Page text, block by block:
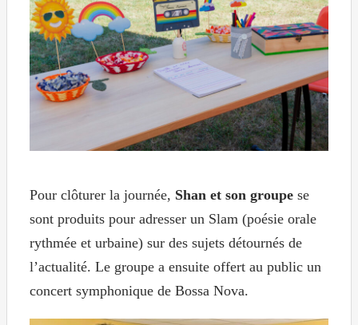
Pour clôturer la journée, Shan et son groupese
sont produits pour adresser un Slam (poésie orale
rythmée et urbaine) sur des sujets détournés de
l’actualité. Le groupe a ensuite offert au public un
concert symphonique de Bossa Nova.